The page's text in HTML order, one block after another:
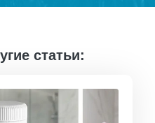
статьи: